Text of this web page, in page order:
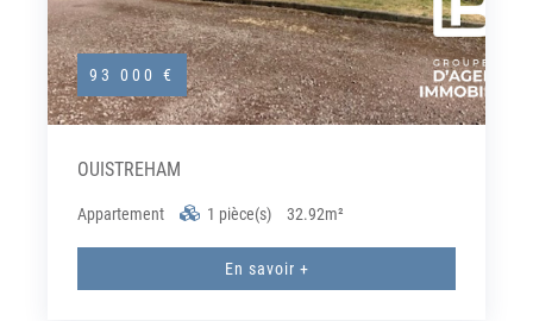
OUISTREHAM
93 000 €
Appartement 1 pièce(s) 32.92m²
En savoir +